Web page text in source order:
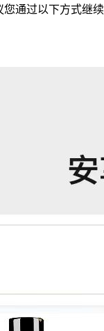
通过以下方式继续